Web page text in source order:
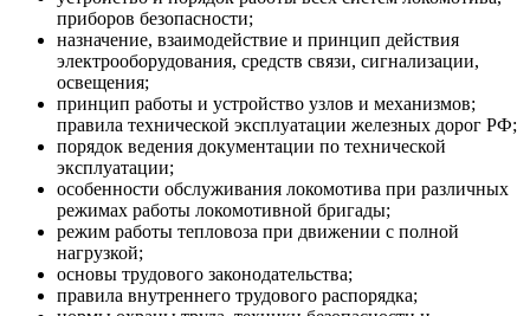
приборов безопасности;
назначение, взаимодействие и принцип действия
электрооборудования, средств связи, сигнализации,
освещения;
принцип работы и устройство узлов и механизмов;
правила технической эксплуатации железных дорог РФ;
порядок ведения документации по технической
эксплуатации;
особенности обслуживания локомотива при различных
режимах работы локомотивной бригады;
режим работы тепловоза при движении с полной
нагрузкой;
основы трудового законодательства;
правила внутреннего трудового распорядка;